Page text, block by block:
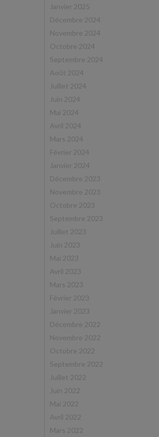
Janvier 2025
Décembre 2024
Novembre 2024
Octobre 2024
Septembre 2024
Août 2024
Juillet 2024
Juin 2024
Mai 2024
Avril 2024
Mars 2024
Février 2024
Janvier 2024
Décembre 2023
Novembre 2023
Octobre 2023
Septembre 2023
Juillet 2023
Juin 2023
Mai 2023
Avril 2023
Mars 2023
Février 2023
Janvier 2023
Décembre 2022
Novembre 2022
Octobre 2022
Septembre 2022
Juillet 2022
Juin 2022
Mai 2022
Avril 2022
Mars 2022